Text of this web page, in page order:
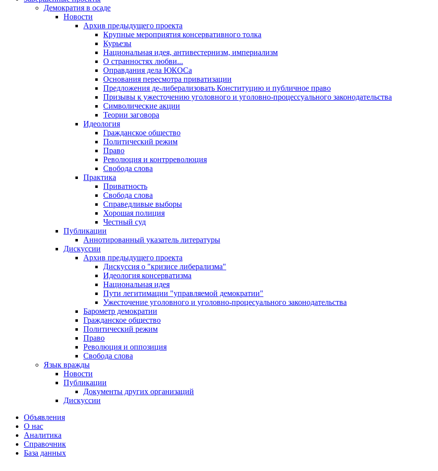
Демократия в осаде
Новости
Архив предыдущего проекта
Крупные мероприятия консервативного толка
Курьезы
Национальная идея, антивестернизм, империализм
О странностях любви...
Оправдания дела ЮКОСа
Основания пересмотра приватизации
Предложения де-либерализовать Конституцию и публичное право
Призывы к ужесточению уголовного и уголовно-процессуального законодательства
Символические акции
Теории заговора
Идеология
Гражданское общество
Политический режим
Право
Революция и контрреволюция
Свобода слова
Практика
Приватность
Свобода слова
Справедливые выборы
Хорошая полиция
Честный суд
Публикации
Аннотированный указатель литературы
Дискуссии
Архив предыдущего проекта
Дискуссия о "кризисе либерализма"
Идеология консерватизма
Национальная идея
Пути легитимации "управляемой демократии"
Ужесточение уголовного и уголовно-процесуального законодательства
Барометр демократии
Гражданское общество
Политический режим
Право
Революция и оппозиция
Свобода слова
Язык вражды
Новости
Публикации
Документы других организаций
Дискуссии
Объявления
О нас
Аналитика
Справочник
База данных